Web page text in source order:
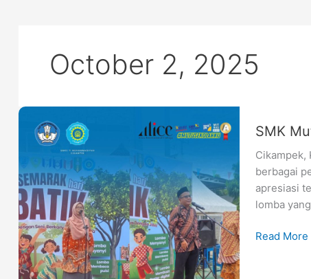
October 2, 2025
SMK
Cikampek,
berbagai
apresiasi
lomba
Mutu
Gelar
Berbagai
Lomba
Peringati
Hari
Read More